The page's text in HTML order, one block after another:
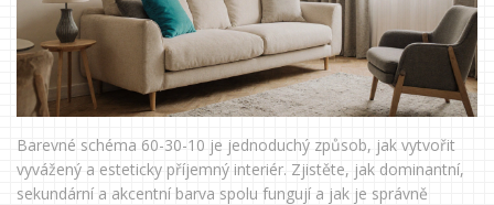
Barevné schéma 60-30-10 je jednoduchý způsob, jak vytvořit
vyvážený a esteticky příjemný interiér. Zjistěte, jak dominantní,
sekundární a akcentní barva spolu fungují a jak je správně